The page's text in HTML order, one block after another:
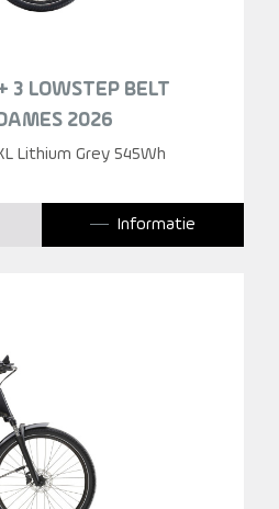
3 LOWSTEP BELT
2026
Lithium Grey 545Wh
Informatie